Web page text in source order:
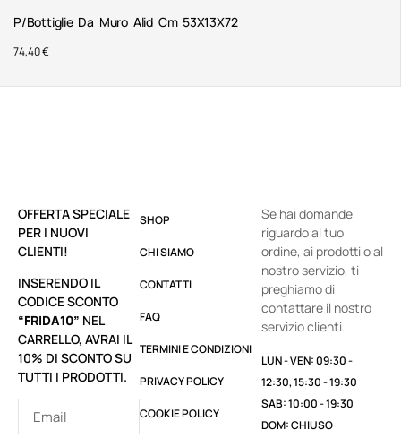
P/Bottiglie Da Muro Alid Cm 53X13X72
74,40€
OFFERTA SPECIALE
PER I NUOVI
CLIENTI!
INSERENDO IL
CODICE SCONTO
“FRIDA10” NEL
CARRELLO, AVRAI IL
10% DI SCONTO SU
TUTTI I PRODOTTI.
SHOP
CHI SIAMO
CONTATTI
FAQ
TERMINI E CONDIZIONI
PRIVACY POLICY
COOKIE POLICY
Se hai domande
riguardo al tuo
ordine, ai prodotti o al
nostro servizio, ti
preghiamo di
contattare il nostro
servizio clienti.
LUN - VEN: 09:30 -
12:30, 15:30 - 19:30
SAB: 10:00 - 19:30
DOM: CHIUSO